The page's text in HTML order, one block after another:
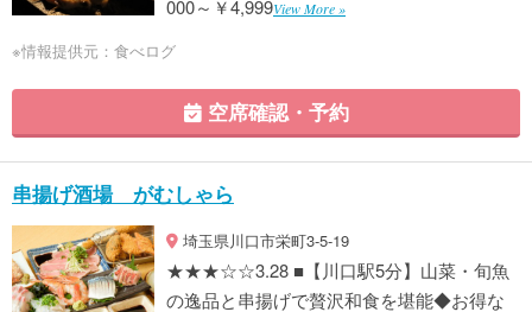
000～￥4,999View More »
※情報提供元：食べログ
空席確認・予約
串揚げ酒場 がむしゃら
埼玉県川口市栄町3-5-19
★★★☆☆3.28 ■【川口駅5分】山菜・旬魚
の逸品と串揚げで贅沢和食を堪能◆お得な